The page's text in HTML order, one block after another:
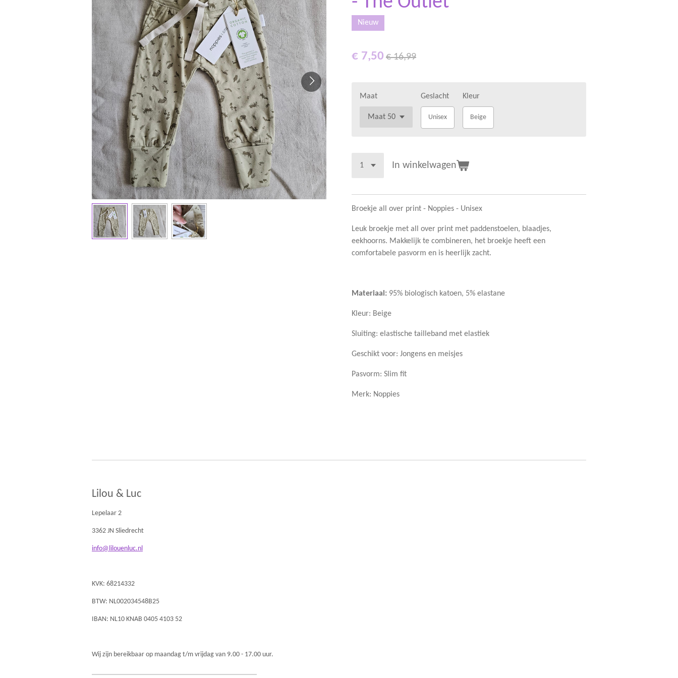
Nieuw
€ 7,50 € 16,99
Maat Geslacht
Unisex
Kleur
Beige
In winkelwagen
Broekje all over print - Noppies - Unisex
Leuk broekje met all over print met paddenstoelen, blaadjes,
eekhoorns. Makkelijk te combineren, het broekje heeft een
comfortabele pasvorm en is heerlijk zacht.
Materiaal: 95% biologisch katoen, 5% elastane
Kleur: Beige
Sluiting: elastische tailleband met elastiek
Geschikt voor: Jongens en meisjes
Pasvorm: Slim fit
Merk: Noppies
Lilou & Luc
Lepelaar 2
3362 JN Sliedrecht
info@lilouenluc.nl
KVK: 68214332
BTW: NL002034548B25
IBAN: NL10 KNAB 0405 4103 52
Wij zijn bereikbaar op maandag t/m vrijdag van 9.00 - 17.00 uur.